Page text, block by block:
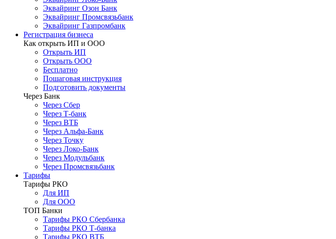
Эквайринг Озон Банк
Эквайринг Промсвязьбанк
Эквайринг Газпромбанк
Регистрация бизнеса
Как открыть ИП и ООО
Открыть ИП
Открыть ООО
Бесплатно
Пошаговая инструкция
Подготовить документы
Через Банк
Через Сбер
Через Т-банк
Через ВТБ
Через Альфа-Банк
Через Точку
Через Локо-Банк
Через Модульбанк
Через Промсвязьбанк
Тарифы
Тарифы РКО
Для ИП
Для ООО
ТОП Банки
Тарифы РКО Сбербанка
Тарифы РКО Т-банка
Тарифы РКО ВТБ